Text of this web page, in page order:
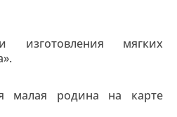
изготовления мягких
малая родина на карте